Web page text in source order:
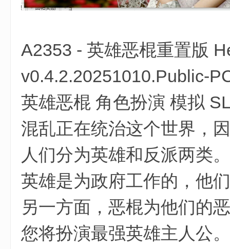
A2353 - 英雄恶棍重置版
v0.4.2.20251010.Public-
英雄恶棍 角色扮演 模拟
混乱正在统治这个世界，
人们分为英雄和反派两类。
英雄是为政府工作的，他
另一方面，恶棍为他们的
您将扮演最强英雄主人公